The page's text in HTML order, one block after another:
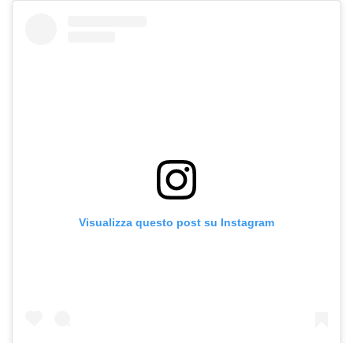
Visualizza questo post su Instagram